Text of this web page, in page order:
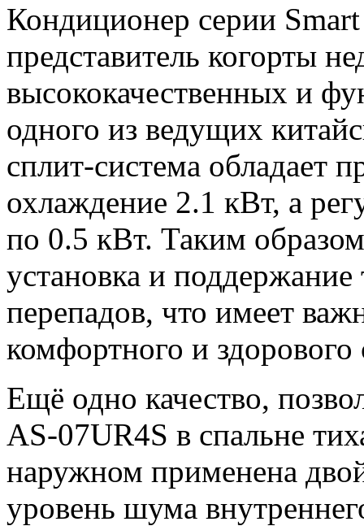
Кондиционер серии
представитель когорты
высококачественных и
одного из ведущих
сплит-система обладает
охлаждение 2.1 кВт, а
по 0.5 кВт. Таким
установка и поддержание
перепадов, что имеет
комфортного и здорового
Ещё одно качество,
AS-07UR4S в спальне
наружном применена
уровень шума